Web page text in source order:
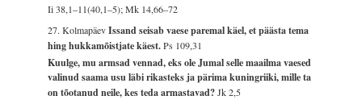
Ii 38,1–11(40,1–5); Mk 14,66–72
27. KolmapäevIssand seisab vaese paremal käel, et päästa tema
hing hukkamõistjate käest.Ps 109,31
Kuulge, mu armsad vennad, eks ole Jumal selle maailma vaesed
valinud saama usu läbi rikasteks ja pärima kuningriiki, mille ta
on tõotanud neile, kes teda armastavad?Jk 2,5